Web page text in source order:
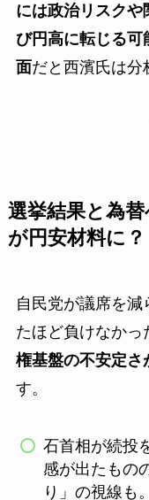
には政治リスク
び円高に転じる可
面だと西濱氏は分
選挙結果と為
が円安材料に？
自民党が議席を
たほど負けなかっ
権基盤の不安定さ
す。
石首相が続投
感が出たもの
り」の視線も。